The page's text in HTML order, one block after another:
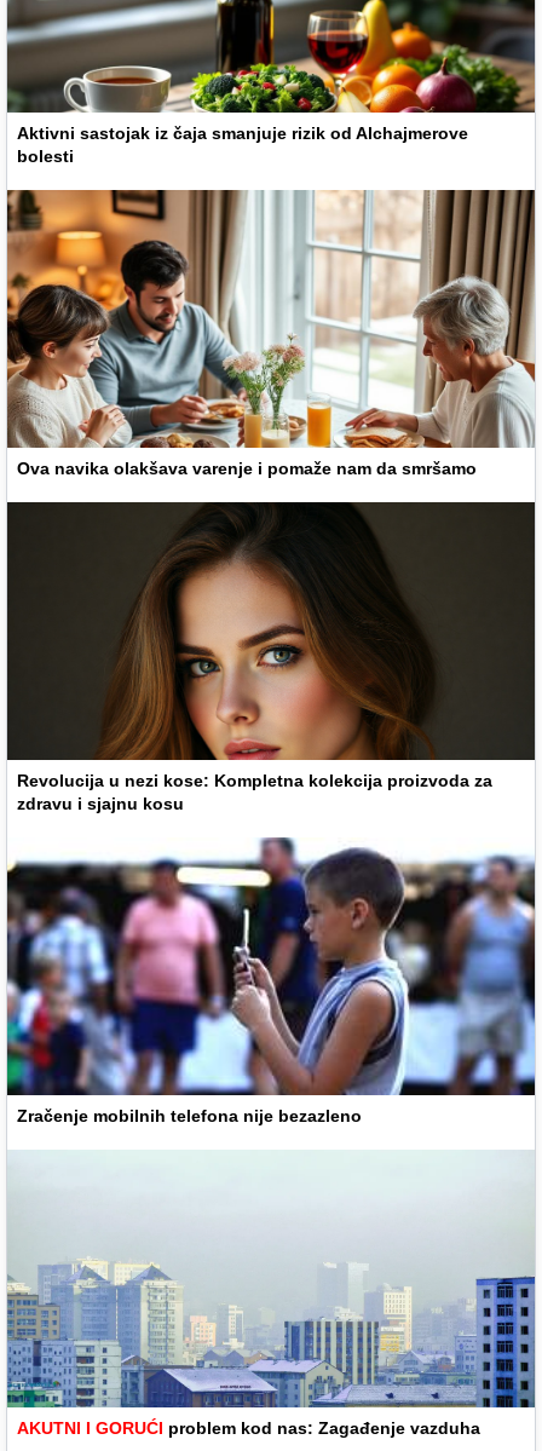
Aktivni sastojak iz čaja smanjuje rizik od Alchajmerove
bolesti
Ova navika olakšava varenje i pomaže nam da smršamo
Revolucija u nezi kose: Kompletna kolekcija proizvoda za
zdravu i sjajnu kosu
Zračenje mobilnih telefona nije bezazleno
AKUTNI I GORUĆI problem kod nas: Zagađenje vazduha